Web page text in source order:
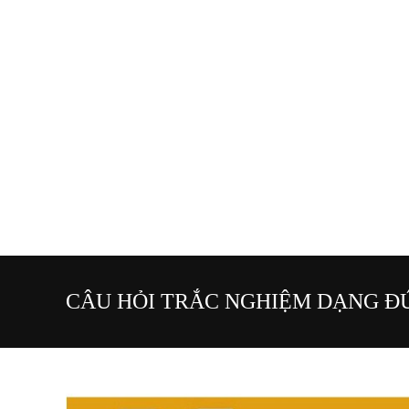
CÂU HỎI TRẮC NGHIỆM DẠNG